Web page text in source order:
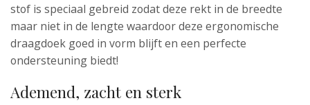
stof is speciaal gebreid zodat deze rekt in de breedte
maar niet in de lengte waardoor deze ergonomische
draagdoek goed in vorm blijft en een perfecte
ondersteuning biedt!
Ademend, zacht en sterk